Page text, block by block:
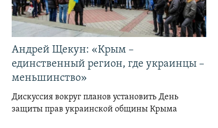
Андрей Щекун: «Крым –
единственный регион, где украинцы –
меньшинство»
Дискуссия вокруг планов установить День
защиты прав украинской общины Крыма